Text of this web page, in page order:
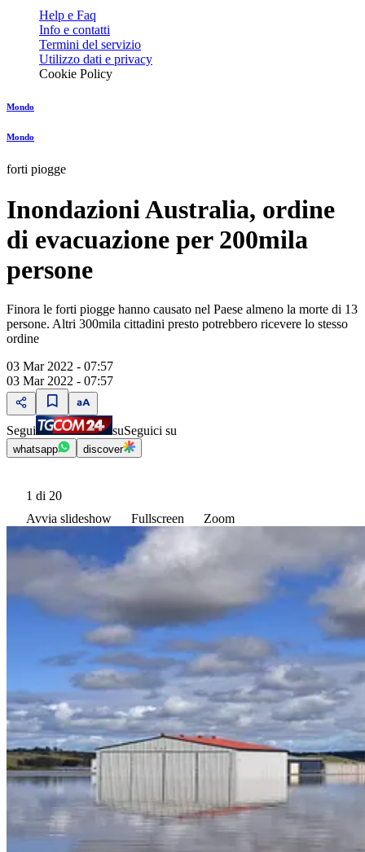
Help e Faq
Info e contatti
Termini del servizio
Utilizzo dati e privacy
Cookie Policy
Mondo
Mondo
forti piogge
Inondazioni Australia, ordine
di evacuazione per 200mila
persone
Finora le forti piogge hanno causato nel Paese almeno la morte di 13
persone. Altri 300mila cittadini presto potrebbero ricevere lo stesso
ordine
03 Mar 2022 - 07:57
03 Mar 2022 - 07:57
Segui suSeguici su
whatsapp discover
1 di 20
Avvia slideshow
Fullscreen Zoom